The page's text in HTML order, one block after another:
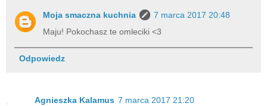
Moja smaczna kuchnia
7 marca 2017 20:48
Maju! Pokochasz te omleciki <3
Odpowiedz
Agnieszka Kalamus 7 marca 2017 21:20